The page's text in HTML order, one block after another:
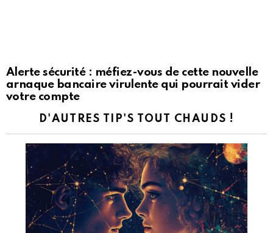
Alerte sécurité : méfiez-vous de cette nouvelle
arnaque bancaire virulente qui pourrait vider
votre compte
D'AUTRES TIP'S TOUT CHAUDS !